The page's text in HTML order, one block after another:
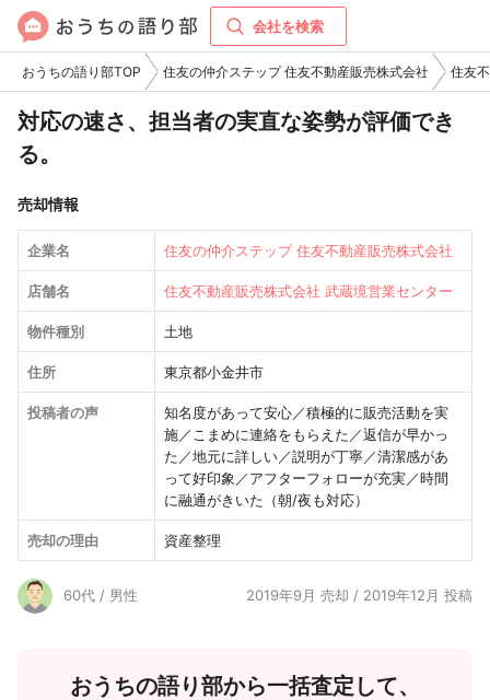
会社を検索
おうちの語り部TOP 住友の仲介ステップ 住友不動産販売株式会社 住友
対応の速さ、担当者の実直な姿勢が評価でき
る。
売却情報
企業名 住友の仲介ステップ 住友不動産販売株式会社
店舗名 住友不動産販売株式会社 武蔵境営業センター
物件種別 土地
住所 東京都小金井市
投稿者の声
知名度があって安心／積極的に販売活動を実
施／こまめに連絡をもらえた／返信が早かっ
た／地元に詳しい／説明が丁寧／清潔感があ
って好印象／アフターフォローが充実／時間
に融通がきいた（朝/夜も対応）
売却の理由 資産整理
60代 / 男性 2019年9月 売却 / 2019年12月 投稿
おうちの語り部から一括査定して、